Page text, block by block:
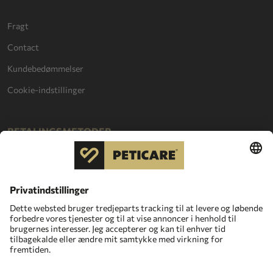
Fragt
Contact
Kundebedømmelser
Cookie-indstillinger
BETALINGSMETODER